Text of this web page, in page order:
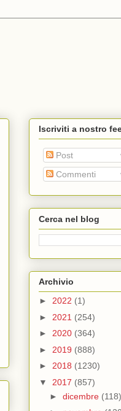
Iscriviti a nostro
Post
Commenti
Cerca nel blog
Archivio
► 2022 (1)
► 2021 (254)
► 2020 (364)
► 2019 (888)
► 2018 (1230)
▼ 2017 (857)
► dicembre (118)